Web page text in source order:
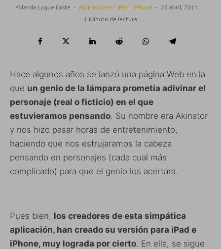
Yolanda Luque Loste · Aplicaciones iPad iPhone · 25 abril, 2011
·
1 Minuto de lectura
Hace algunos años se lanzó una página Web en la
que un genio de la lámpara prometía adivinar el
personaje (real o ficticio) en el que
estuvieramos pensando. Su nombre era Akinator
y nos hizo pasar horas de entretenimiento,
haciendo que nos estrujaramos la cabeza
pensando en personajes (cada cual más
complicado) para que el genio los acertara.
Pues bien, los creadores de esta simpática
aplicación, han creado su versión para iPad e
iPhone, muy lograda por cierto. En ella, se sigue